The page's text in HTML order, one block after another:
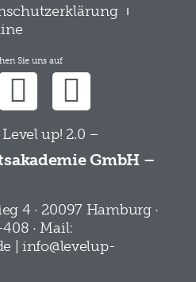
Sie uns auf
up! 2.0 –
GmbH –
4 · 20097 Hamburg ·
· Mail:
| info@levelup-